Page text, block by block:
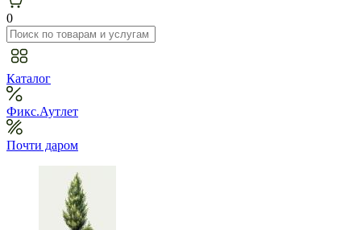
0
Каталог
Фикс.Аутлет
Почти даром